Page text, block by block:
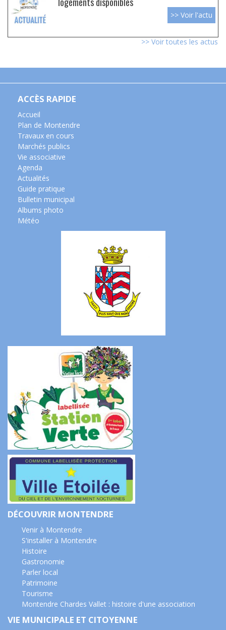
>> Voir l'actu
>> Voir toutes les actus
ACCÈS RAPIDE
Accueil
Plan de Montendre
Travaux en cours
Marchés publics
Vie associative
Agenda
Actualités
Guide pratique
Bulletin municipal
Albums photo
Météo
DÉCOUVRIR MONTENDRE
Venir à Montendre
S'installer à Montendre
Histoire
Gastronomie
Parler local
Patrimoine
Tourisme
Montendre Chardes Vallet : histoire d'une association
VIE MUNICIPALE ET CITOYENNE